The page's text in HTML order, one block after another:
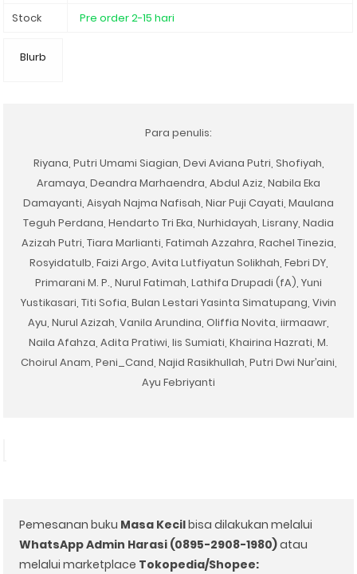
Stock
Pre order 2-15 hari
Blurb
Para penulis:
Riyana, Putri Umami Siagian, Devi Aviana Putri, Shofiyah,
Aramaya, Deandra Marhaendra, Abdul Aziz, Nabila Eka
Damayanti, Aisyah Najma Nafisah, Niar Puji Cayati, Maulana
Teguh Perdana, Hendarto Tri Eka, Nurhidayah, Lisrany, Nadia
Azizah Putri, Tiara Marlianti, Fatimah Azzahra, Rachel Tinezia,
Rosyidatulb, Faizi Argo, Avita Lutfiyatun Solikhah, Febri DY,
Primarani M. P., Nurul Fatimah, Lathifa Drupadi (fA), Yuni
Yustikasari, Titi Sofia, Bulan Lestari Yasinta Simatupang, Vivin
Ayu, Nurul Azizah, Vanila Arundina, Oliffia Novita, iirmaawr,
Naila Afahza, Adita Pratiwi, Iis Sumiati, Khairina Hazrati, M.
Choirul Anam, Peni_Cand, Najid Rasikhullah, Putri Dwi Nur’aini,
Ayu Febriyanti
Pemesanan buku Masa Kecilbisa dilakukan melalui
WhatsApp Admin Harasi (0895-2908-1980)atau
melalui marketplace Tokopedia/Shopee: